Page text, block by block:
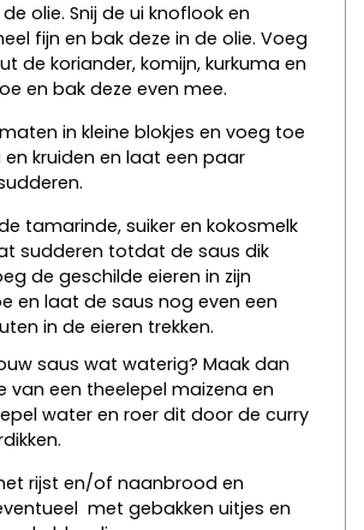
olie. Snij de ui knoflook en
fijn en bak deze in de olie. Voeg
de koriander, komijn, kurkuma en
en bak deze even mee.
in kleine blokjes en voeg toe
en kruiden en laat een paar
tamarinde, suiker en kokosmelk
sudderen totdat de saus dik
de geschilde eieren in zijn
en laat de saus nog even een
in de eieren trekken.
saus wat waterig? Maak dan
van een theelepel maizena en
water en roer dit door de curry
rijst en/of naanbrood en
met gebakken uitjes en